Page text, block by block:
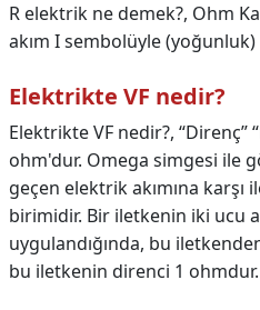
R elektrik ne demek?, Ohm
akım I sembolüyle
Elektrikte VF nedir?
Elektrikte VF nedir?, “Direnç”
ohm'dur. Omega simgesi ile
geçen elektrik akımına
birimidir. Bir iletkenin iki ucu
uygulandığında, bu
bu iletkenin direnci 1 ohmdur.